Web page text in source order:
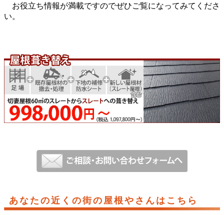
お役立ち情報が満載ですのでぜひご覧になってみてくださ
い。
あなたの近くの街の屋根やさんはこちら